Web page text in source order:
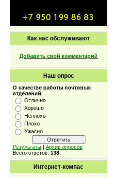
Как нас обслуживают
Добавить свой комментарий
Наш опрос
О качестве работы почтовых
отделений
Отлично
Хорошо
Неплохо
Плохо
Ужасно
Результаты | Архив опросов
Всего ответов: 138
Интернет-компас